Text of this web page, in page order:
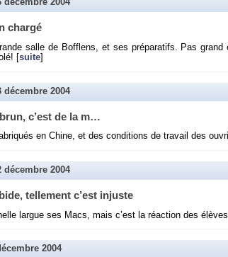
décembre 2004
chargé
salle de Bof­flens, et ses pré­pa­ra­tifs. Pas
[suite]
décembre 2004
c’est de la m…
en Chine, et des condi­tions de tra­vail des
décembre 2004
tel­le­ment c’est in­juste
largue ses Macs, mais c’est la ré­ac­tion des
2004